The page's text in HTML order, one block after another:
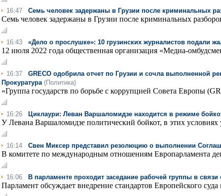
16:47 Семь человек задержаны в Грузии после криминальных
Семь человек задержаны в Грузии после криминальных
16:43 «Дело о прослушке»: 10 грузинских журналистов подали
12 июля 2022 года общественная организация «Медиа-
16:37 GRECO одобрила отчет по Грузии и сочла выполненной
Прокуратура (Политика)
«Группа государств по борьбе с коррупцией Совета Европы
16:26 Циклаури: Леван Варшаломидзе находится в режиме
У Левана Варшаломидзе политический бойкот, в этих условиях
16:14 Свен Миксер представил резолюцию о выполнении
В комитете по международным отношениям Европарламента
16:06 В парламенте проходит заседание рабочей группы в
Парламент обсуждает внедрение стандартов Европейского